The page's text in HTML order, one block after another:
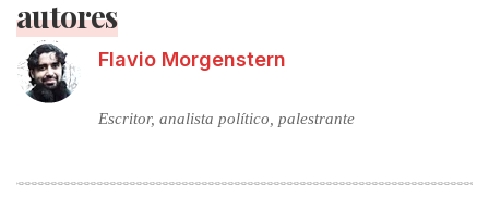
autores
Flavio Morgenstern
Escritor, analista político, palestrante